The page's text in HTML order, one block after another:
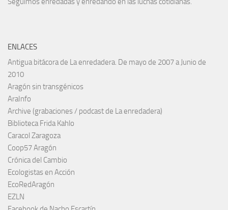
ENLACES
Antigua bitácora de La enredadera. De mayo de 2007 a Junio de
2010
Aragón sin transgénicos
AraInfo
Archive (grabaciones / podcast de La enredadera)
Biblioteca Frida Kahlo
Caracol Zaragoza
Coop57 Aragón
Crónica del Cambio
Ecologistas en Acción
EcoRedAragón
EZLN